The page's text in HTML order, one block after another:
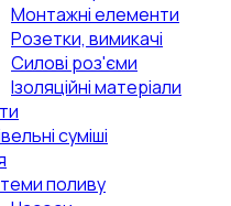
Монтажні елементи
Розетки, вимикачі
Силові роз'єми
Ізоляційні матеріали
суміші
поливу